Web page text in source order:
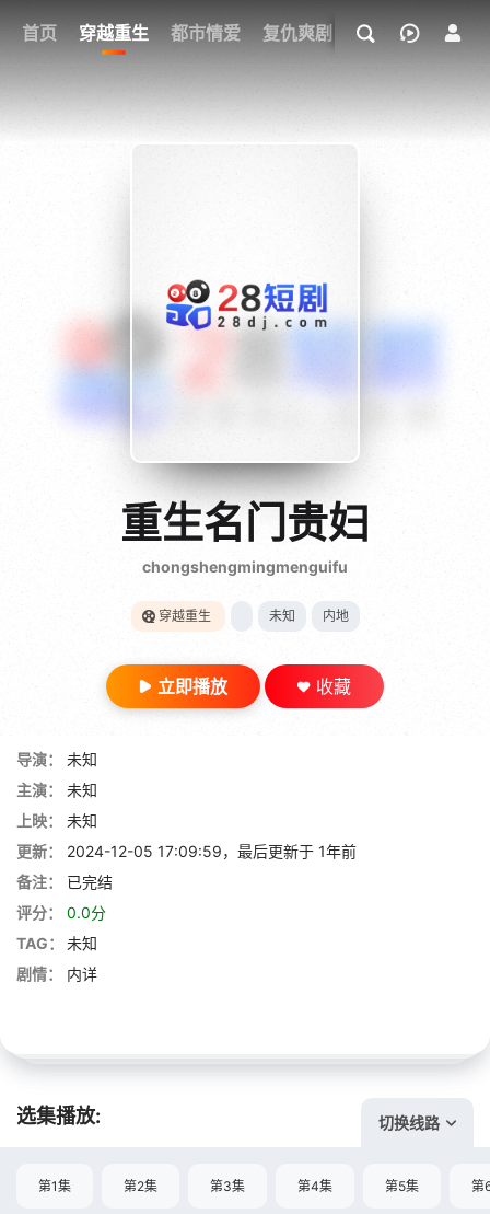
首页 穿越重生 都市情爱 复仇爽剧 玄幻武侠 奇幻
我的观影记录
{if condition="$obj.vod_points
28短剧
重生名门贵妇
chongshengmingmenguifu
穿越重生 未知 内地
立即播放 收藏
导演：
未知
主演：
未知
上映：
未知
更新：
2024-12-05 17:09:59，最后更新于 1年前
备注：
已完结
评分：
0.0分
TAG：
未知
剧情：
内详
选集播放: 切换线路
第1集 第2集 第3集 第4集 第5集 第